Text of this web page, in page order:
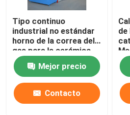
horno de hogar del rodillo
Horno de empuje
horno de la correa de la malla
Horno encajonado
Tipo continuo
industrial no estándar
horno de la correa del
gas para la cerámica
Mejor precio
Contacto
de